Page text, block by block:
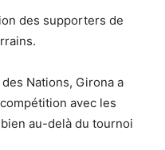
des supporters de
des Nations, Girona a
avec les
au-delà du tournoi